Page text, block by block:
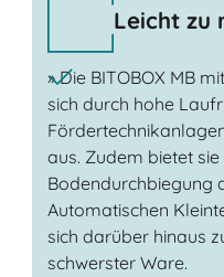
Leicht zu
» Die BITOBOX MB
sich durch hohe
aus. Zudem bietet
Bodendurchbiegung
Automatischen
sich darüber hinaus
schwerster Ware.